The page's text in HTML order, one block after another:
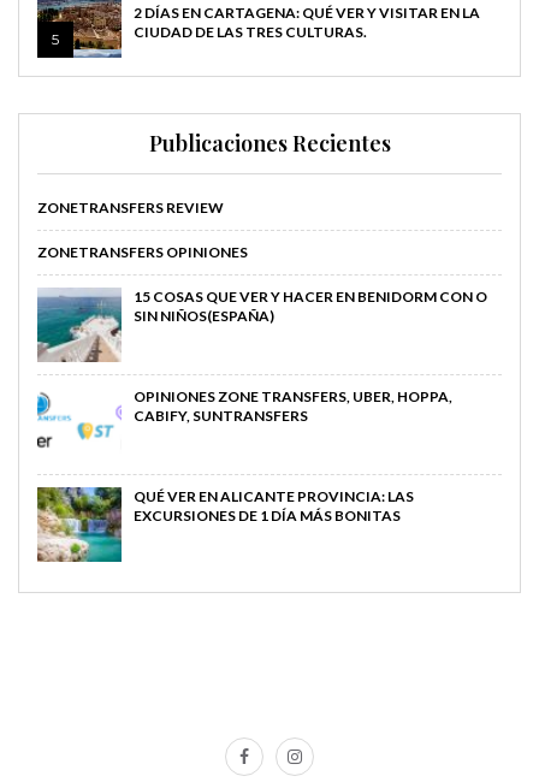
5
2 DÍAS EN CARTAGENA: QUÉ VER Y VISITAR EN LA
CIUDAD DE LAS TRES CULTURAS.
Publicaciones Recientes
ZONETRANSFERS REVIEW
ZONETRANSFERS OPINIONES
15 COSAS QUE VER Y HACER EN BENIDORM CON O
SIN NIÑOS(ESPAÑA)
OPINIONES ZONE TRANSFERS, UBER, HOPPA,
CABIFY, SUNTRANSFERS
QUÉ VER EN ALICANTE PROVINCIA: LAS
EXCURSIONES DE 1 DÍA MÁS BONITAS